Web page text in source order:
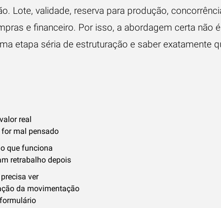
Lote, validade, reserva para produção,
e financeiro. Por isso, a abordagem certa não é
etapa séria de estruturação e saber exatamente
real
mal pensado
que funciona
retrabalho depois
ver
da movimentação